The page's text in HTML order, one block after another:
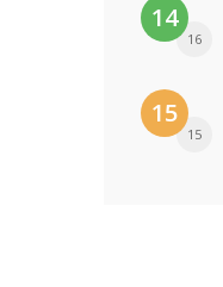
14
16
15
15